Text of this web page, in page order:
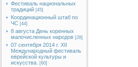
Фестиваль национальных
традиций [45]
Координационный штаб по
ЧС [44]
8 августа День коренных
малочисленных народов [28]
07 сентября 2014 г. XII
Международный фестиваль
еврейской культуры и
искусства.
[60]